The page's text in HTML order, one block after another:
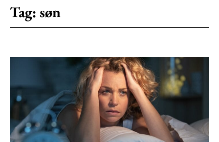
Subscription Plans
Free limited access
Gratis / forever
Etiam est nibh, lobortis sit
Tag: søn